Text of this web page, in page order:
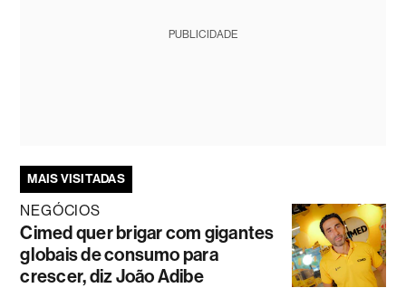
PUBLICIDADE
MAIS VISITADAS
NEGÓCIOS
Cimed quer brigar com gigantes
globais de consumo para
crescer, diz João Adibe